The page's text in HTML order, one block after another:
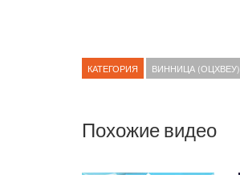
КАТЕГОРИЯ ВИННИЦА (ОЦХВЕУ)
Похожие видео